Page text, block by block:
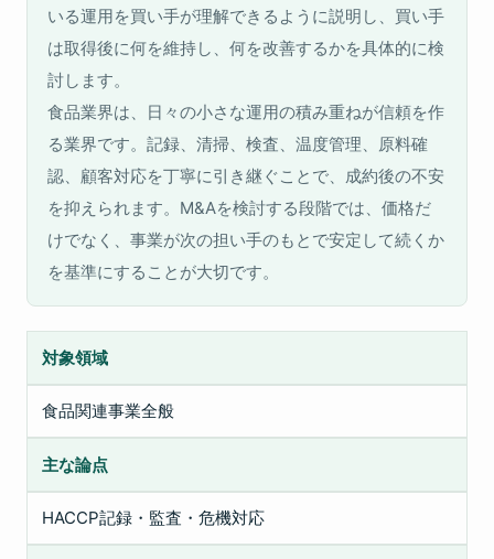
いる運用を買い手が理解できるように説明し、買い手
は取得後に何を維持し、何を改善するかを具体的に検
討します。
食品業界は、日々の小さな運用の積み重ねが信頼を作
る業界です。記録、清掃、検査、温度管理、原料確
認、顧客対応を丁寧に引き継ぐことで、成約後の不安
を抑えられます。M&Aを検討する段階では、価格だ
けでなく、事業が次の担い手のもとで安定して続くか
を基準にすることが大切です。
対象領域
食品関連事業全般
主な論点
HACCP記録・監査・危機対応